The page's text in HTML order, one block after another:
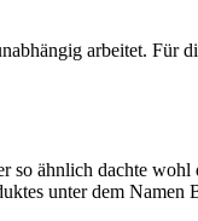
arbeitet. Für
ähnlich dachte
unter dem